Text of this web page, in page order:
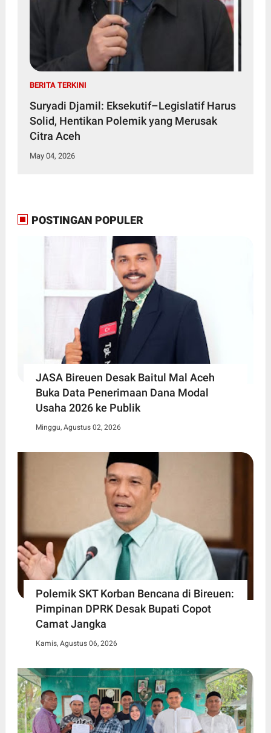
BERITA TERKINI
Suryadi Djamil: Eksekutif–Legislatif Harus
Solid, Hentikan Polemik yang Merusak
Citra Aceh
May 04, 2026
POSTINGAN POPULER
JASA Bireuen Desak Baitul Mal Aceh
Buka Data Penerimaan Dana Modal
Usaha 2026 ke Publik
Minggu, Agustus 02, 2026
Polemik SKT Korban Bencana di Bireuen:
Pimpinan DPRK Desak Bupati Copot
Camat Jangka
Kamis, Agustus 06, 2026